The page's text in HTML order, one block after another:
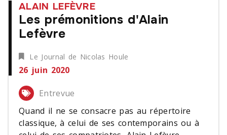
ALAIN LEFÈVRE
Les prémonitions d'Alain
Lefèvre
Le Journal de Nicolas Houle
26 juin 2020
Entrevue
Quand il ne se consacre pas au répertoire
classique, à celui de ses contemporains ou à